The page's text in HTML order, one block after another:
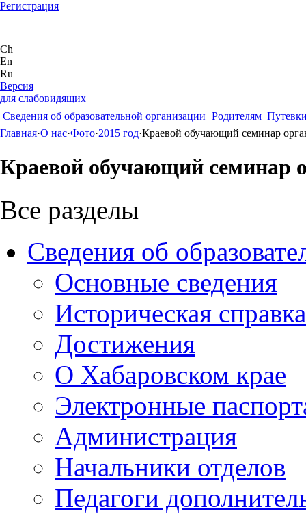
Регистрация
Ch
En
Ru
Версия
для слабовидящих
Сведения об образовательной организации Родителям
Главная·О нас·Фото·2015 год·Краевой обучающий семинар
Краевой обучающий семинар
Все разделы
Сведения об
Основные сведения
Историческая справка
Достижения
О Хабаровском крае
Электронные
Администрация
Начальники отделов
Педагоги